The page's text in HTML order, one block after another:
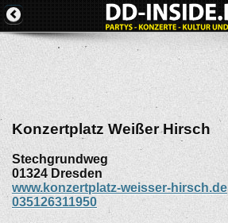
Konzertplatz Weißer Hirsch
Stechgrundweg
01324 Dresden
www.konzertplatz-weisser-hirsch.de
035126311950